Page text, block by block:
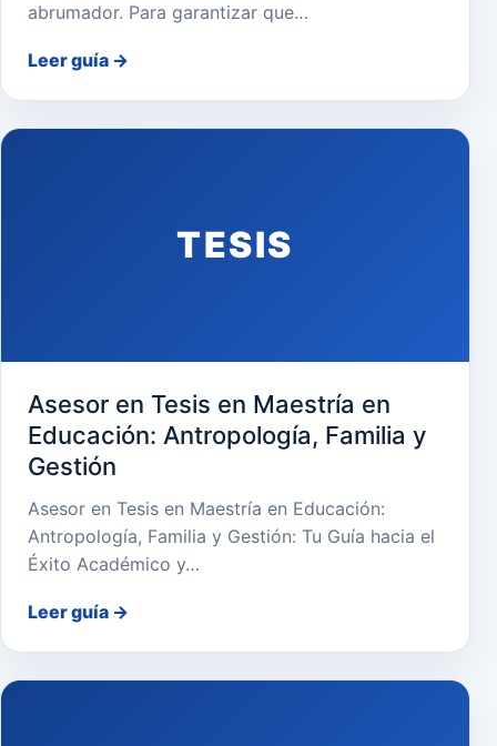
abrumador. Para garantizar que…
Leer guía →
TESIS
Asesor en Tesis en Maestría en
Educación: Antropología, Familia y
Gestión
Asesor en Tesis en Maestría en Educación:
Antropología, Familia y Gestión: Tu Guía hacia el
Éxito Académico y…
Leer guía →